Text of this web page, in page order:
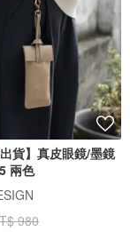
貨】真皮眼鏡/墨鏡
兩色
980